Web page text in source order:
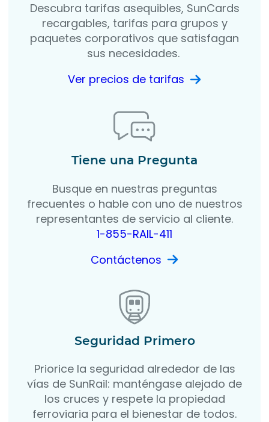
Descubra tarifas asequibles, SunCards
recargables, tarifas para grupos y
paquetes corporativos que satisfagan
sus necesidades.
Ver precios de tarifas
Tiene una Pregunta
Busque en nuestras preguntas
frecuentes o hable con uno de nuestros
representantes de servicio al cliente.
1-855-RAIL-411
Contáctenos
Seguridad Primero
Priorice la seguridad alrededor de las
vías de SunRail: manténgase alejado de
los cruces y respete la propiedad
ferroviaria para el bienestar de todos.